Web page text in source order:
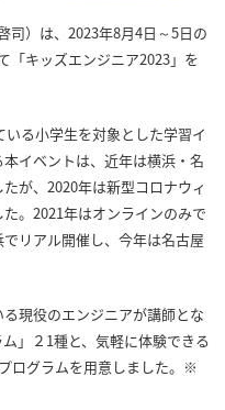
司）は、2023年8月4日～5日の
「キッズエンジニア2023」を
る小学生を対象とした学習イ
イベントは、近年は横浜・名
が、2020年は新型コロナウィ
。2021年はオンラインのみで
リアル開催し、今年は名古屋
現役のエンジニアが講師とな
」２1種と、気軽に体験できる
ログラムを用意しました。※